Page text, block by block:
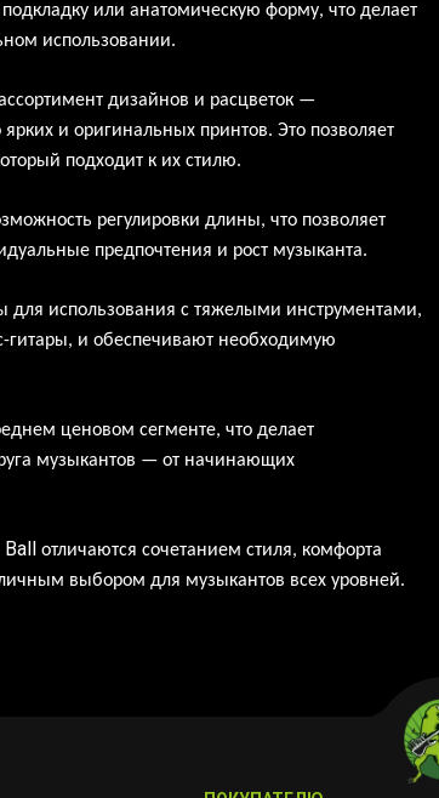
или анатомическую форму, что делает
использовании.
дизайнов и расцветок —
ярких и оригинальных принтов. Это позволяет
подходит к их стилю.
регулировки длины, что позволяет
предпочтения и рост музыканта.
для использования с тяжелыми инструментами,
гитары, и обеспечивают необходимую
ценовом сегменте, что делает
музыкантов — от начинающих
Ball
отличаются сочетанием стиля, комфорта
выбором для музыкантов всех уровней.